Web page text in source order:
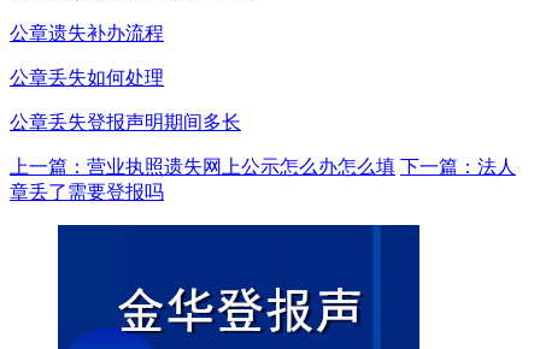
公章遗失补办流程
公章丢失如何处理
公章丢失登报声明期间多长
上一篇：营业执照遗失网上公示怎么办怎么填 下一篇：法人
章丢了需要登报吗